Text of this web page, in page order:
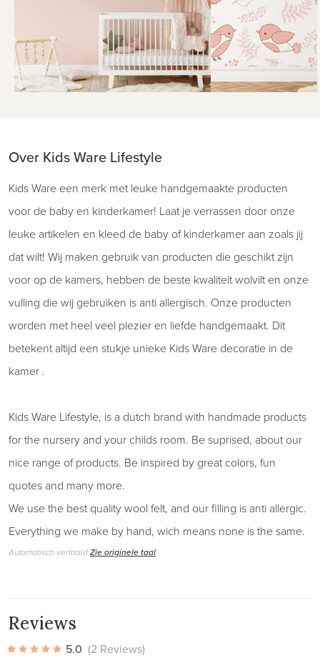
Over Kids Ware Lifestyle
Kids Ware een merk met leuke handgemaakte producten
voor de baby en kinderkamer! Laat je verrassen door onze
leuke artikelen en kleed de baby of kinderkamer aan zoals jij
dat wilt! Wij maken gebruik van producten die geschikt zijn
voor op de kamers, hebben de beste kwaliteit wolvilt en onze
vulling die wij gebruiken is anti allergisch. Onze producten
worden met heel veel plezier en liefde handgemaakt. Dit
betekent altijd een stukje unieke Kids Ware decoratie in de
kamer .
Kids Ware Lifestyle, is a dutch brand with handmade products
for the nursery and your childs room. Be suprised, about our
nice range of products. Be inspired by great colors, fun
quotes and many more.
We use the best quality wool felt, and our filling is anti allergic.
Everything we make by hand, wich means none is the same.
Automatisch vertaaldZie originele taal
Reviews
5.0 (2 Reviews)